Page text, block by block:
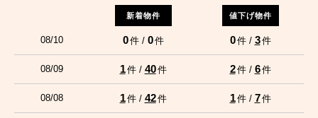
新着物件 値下げ物件
08/10 0件 / 0件 0件 / 3件
08/09 1件 / 40件 2件 / 6件
08/08 1件 / 42件 1件 / 7件